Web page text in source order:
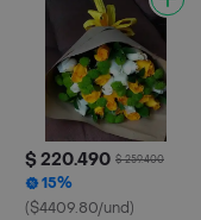
$ 220.490 $ 259.400
15%
($4409.80/und)